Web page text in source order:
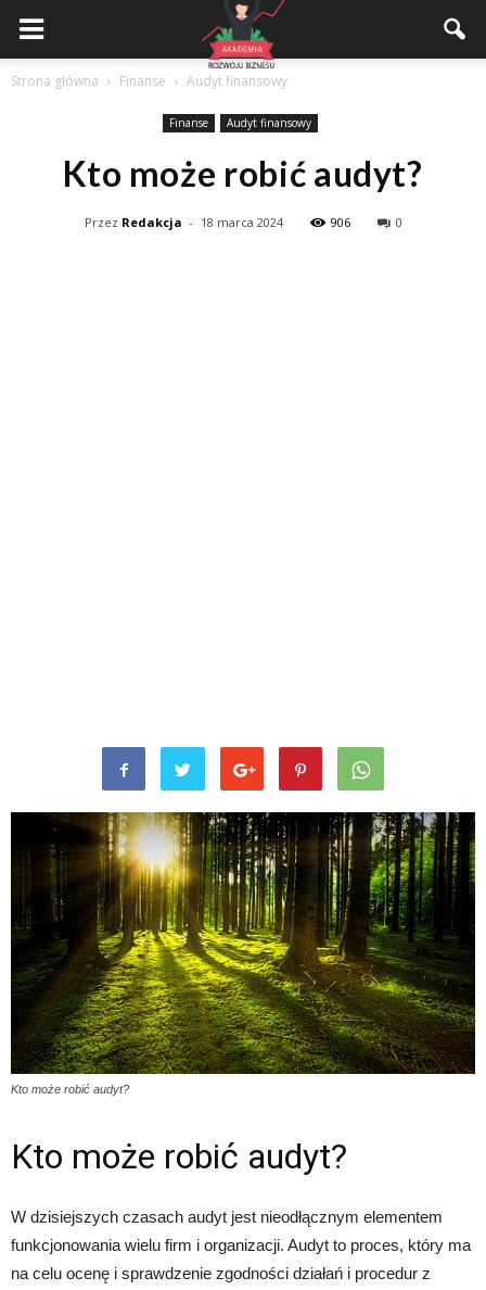
Akademiarozwojubiznesu.pl
Strona główna Finanse Audyt finansowy
Finanse Audyt finansowy
Kto może robić audyt?
Przez Redakcja - 18 marca 2024 906 0
Kto może robić audyt?
Kto może robić audyt?
W dzisiejszych czasach audyt jest nieodłącznym elementem
funkcjonowania wielu firm i organizacji. Audyt to proces, który ma
na celu ocenę i sprawdzenie zgodności działań i procedur z